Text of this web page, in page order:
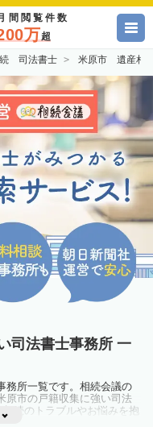
間閲覧件数
万超
司法書士 米原市 遺産相
司法書士事務所 一
務所一覧です。相続会議の
原市の戸籍収集に強い司法
続のトラブルやお悩みを抱
みましょう。